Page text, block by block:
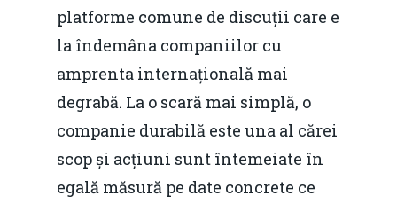
platforme comune de discuții care e
la îndemâna companiilor cu
amprenta internațională mai
degrabă. La o scară mai simplă, o
companie durabilă este una al cărei
scop și acțiuni sunt întemeiate în
egală măsură pe date concrete ce